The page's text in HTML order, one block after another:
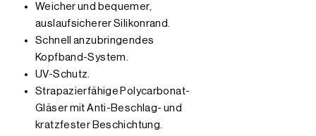
Weicher und bequemer,
auslaufsicherer Silikonrand.
Schnell anzubringendes
Kopfband-System.
UV-Schutz.
Strapazierfähige Polycarbonat-
Gläser mit Anti-Beschlag- und
kratzfester Beschichtung.